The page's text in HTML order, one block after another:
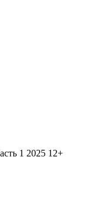
1 2025 12+